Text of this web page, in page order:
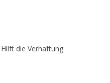
die Verhaftung